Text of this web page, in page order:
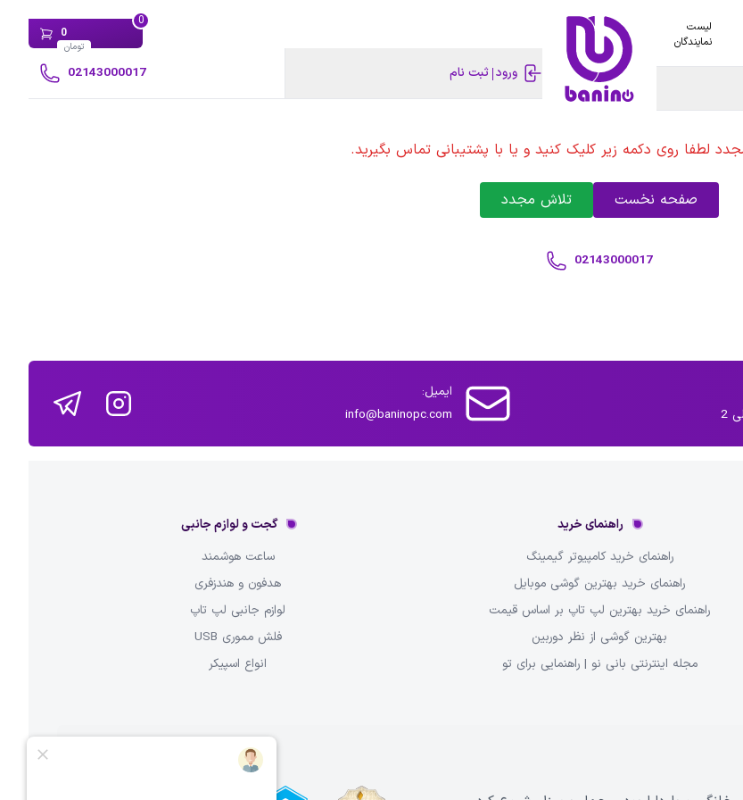
لیست
نمایندگان
0
0
تومان
ورود ثبت نام 02143000017
لطفا روی دکمه زیر کلیک کنید و یا با پشتیبانی تماس بگیرید.
صفحه نخست تلاش مجدد
02143000017
ایمیل:
info@baninopc.com
راهنمای خرید
راهنمای خرید کامپیوتر گیمینگ
راهنمای خرید بهترین گوشی موبایل
راهنمای خرید بهترین لپ تاپ بر اساس قیمت
بهترین گوشی از نظر دوربین
مجله اینترنتی بانی نو | راهنمایی برای تو
گجت و لوازم جانبی
ساعت هوشمند
هدفون و هندزفری
لوازم جانبی لپ تاپ
فلش مموری USB
انواع اسپیکر